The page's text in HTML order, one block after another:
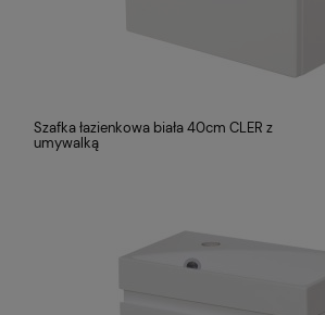
Szafka łazienkowa biała 40cm CLER z
umywalką